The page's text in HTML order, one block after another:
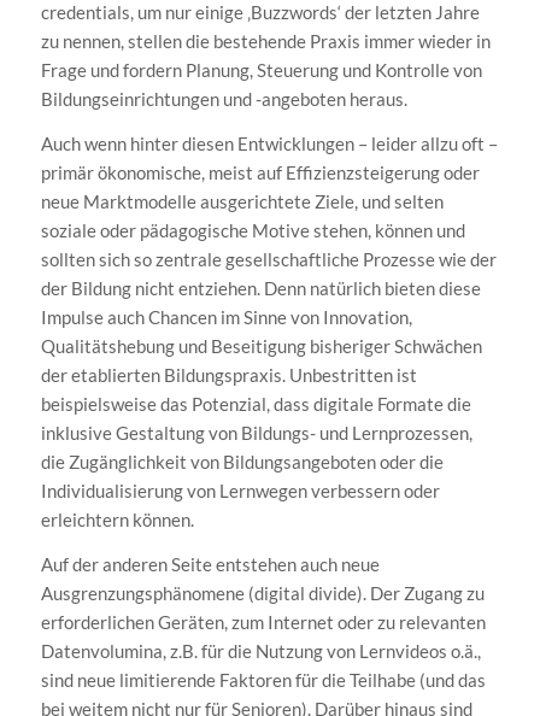
credentials, um nur einige ‚Buzzwords‘ der letzten Jahre
zu nennen, stellen die bestehende Praxis immer wieder in
Frage und fordern Planung, Steuerung und Kontrolle von
Bildungseinrichtungen und -angeboten heraus.
Auch wenn hinter diesen Entwicklungen – leider allzu oft –
primär ökonomische, meist auf Effizienzsteigerung oder
neue Marktmodelle ausgerichtete Ziele, und selten
soziale oder pädagogische Motive stehen, können und
sollten sich so zentrale gesellschaftliche Prozesse wie der
der Bildung nicht entziehen. Denn natürlich bieten diese
Impulse auch Chancen im Sinne von Innovation,
Qualitätshebung und Beseitigung bisheriger Schwächen
der etablierten Bildungspraxis. Unbestritten ist
beispielsweise das Potenzial, dass digitale Formate die
inklusive Gestaltung von Bildungs- und Lernprozessen,
die Zugänglichkeit von Bildungsangeboten oder die
Individualisierung von Lernwegen verbessern oder
erleichtern können.
Auf der anderen Seite entstehen auch neue
Ausgrenzungsphänomene (digital divide). Der Zugang zu
erforderlichen Geräten, zum Internet oder zu relevanten
Datenvolumina, z.B. für die Nutzung von Lernvideos o.ä.,
sind neue limitierende Faktoren für die Teilhabe (und das
bei weitem nicht nur für Senioren). Darüber hinaus sind